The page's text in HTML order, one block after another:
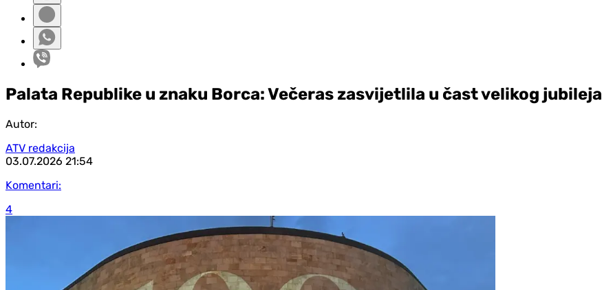
Palata Republike u znaku Borca: Večeras zasvijetlila u čast velikog jubileja
Autor:
ATV redakcija
03.07.2026 21:54
Komentari:
4